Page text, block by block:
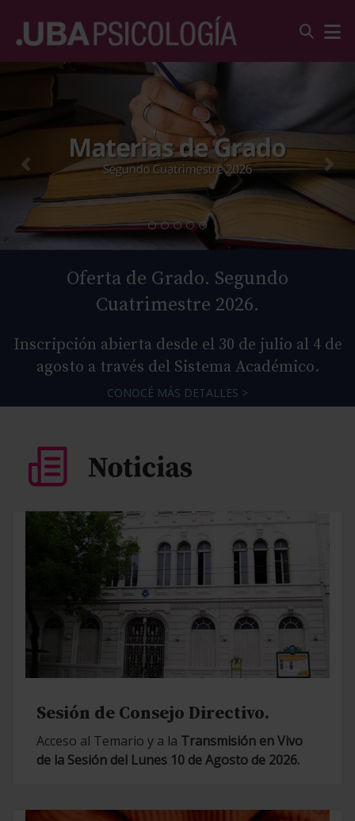
Oferta de Grado. Segundo
Cuatrimestre 2026.
Inscripción abierta desde el 30 de julio al 4 de
agosto a través del Sistema Académico.
CONOCÉ MÁS DETALLES >
Sesión de Consejo Directivo.
Acceso al Temario y a la Transmisión en Vivo
de la Sesión del Lunes 10 de Agosto de 2026.